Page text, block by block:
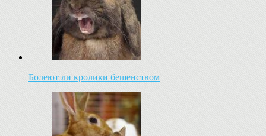
Болеют ли кролики бешенством